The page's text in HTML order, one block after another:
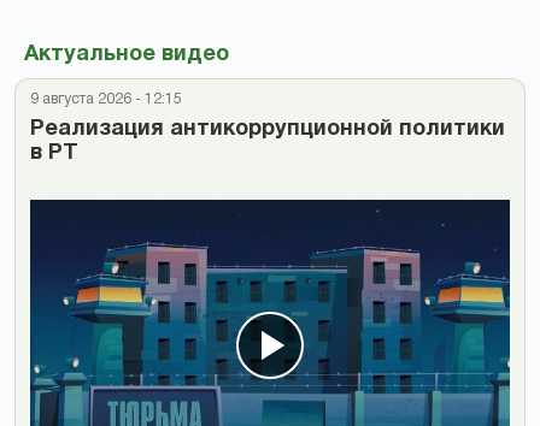
Актуальное видео
9 августа 2026 - 12:15
Реализация антикоррупционной политики
в РТ